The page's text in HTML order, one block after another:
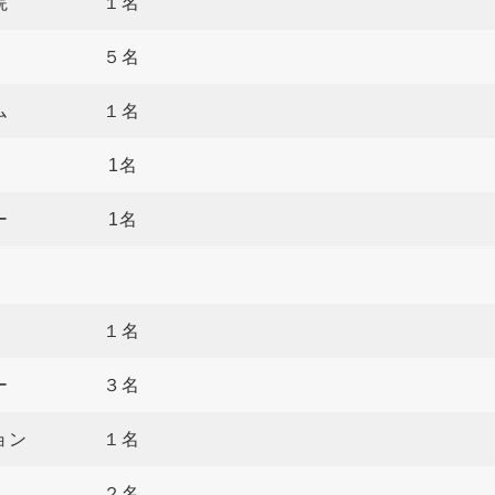
星 ５名
ーム １名
ム 1名
ター 1名
局 １名
ター ３名
ョン １名